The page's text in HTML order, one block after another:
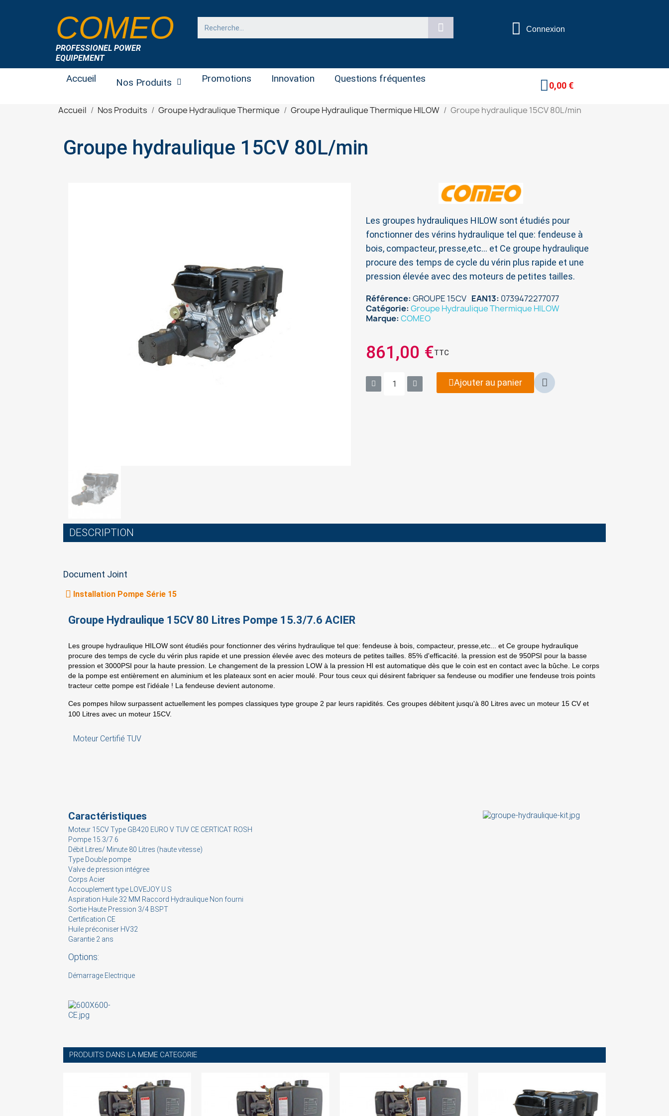
COMEO
PROFESSIONEL POWER
EQUIPEMENT
Connexion
Accueil Nos Produits Promotions Innovation Questions fréquentes
0,00 €
Accueil Nos Produits Groupe Hydraulique Thermique Groupe Hydraulique Thermique HILOW Groupe hydraulique 15CV 80L/min
Groupe hydraulique 15CV 80L/min
Les groupes hydrauliques HILOW sont étudiés pour
fonctionner des vérins hydraulique tel que: fendeuse à
bois, compacteur, presse,etc... et Ce groupe hydraulique
procure des temps de cycle du vérin plus rapide et une
pression élevée avec des moteurs de petites tailles.
Référence GROUPE 15CV EAN13 0739472277077
Catégorie Groupe Hydraulique Thermique HILOW
Marque COMEO
861,00 €TTC
Ajouter au panier
DESCRIPTION
Document Joint
Installation Pompe Série 15
Groupe Hydraulique 15CV 80 Litres Pompe 15.3/7.6 ACIER
Les groupe hydraulique HILOW sont étudiés pour fonctionner des vérins hydraulique tel que: fendeuse à bois, compacteur, presse,etc... et Ce groupe hydraulique
procure des temps de cycle du vérin plus rapide et une pression élevée avec des moteurs de petites tailles. 85% d'efficacité. la pression est de 950PSI pour la basse
pression et 3000PSI pour la haute pression. Le changement de la pression LOW à la pression HI est automatique dès que le coin est en contact avec la bûche. Le corps
de la pompe est entièrement en aluminium et les plateaux sont en acier moulé. Pour tous ceux qui désirent fabriquer sa fendeuse ou modifier une fendeuse trois points
tracteur cette pompe est l'idéale ! La fendeuse devient autonome.
Ces pompes hilow surpassent actuellement les pompes classiques type groupe 2 par leurs rapidités. Ces groupes débitent jusqu'à 80 Litres avec un moteur 15 CV et
100 Litres avec un moteur 15CV.
Moteur Certifié TUV
Caractéristiques
Moteur 15CV Type GB420 EURO V TUV CE CERTICAT ROSH
Pompe 15.3/7.6
Débit Litres/ Minute 80 Litres (haute vitesse)
Type Double pompe
Valve de pression intégree
Corps Acier
Accouplement type LOVEJOY U.S
Aspiration Huile 32 MM Raccord Hydraulique Non fourni
Sortie Haute Pression 3/4 BSPT
Certification CE
Huile préconiser HV32
Garantie 2 ans
Options:
Démarrage Electrique
PRODUITS DANS LA MEME CATEGORIE
Cancel